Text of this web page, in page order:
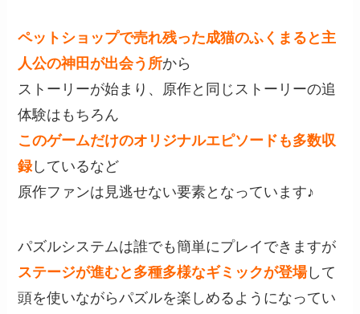
ペットショップで売れ残った成猫のふくまると主
人公の神田が出会う所から
ストーリーが始まり、原作と同じストーリーの追
体験はもちろん
このゲームだけのオリジナルエピソードも多数収
録しているなど
原作ファンは見逃せない要素となっています♪
パズルシステムは誰でも簡単にプレイできますが
ステージが進むと多種多様なギミックが登場して
頭を使いながらパズルを楽しめるようになってい